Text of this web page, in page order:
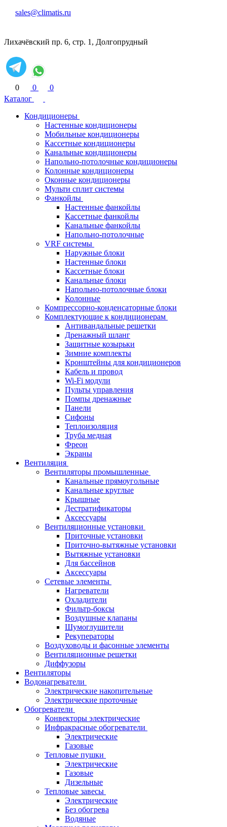
sales@climatis.ru
Лихачёвский пр. 6, стр. 1, Долгопрудный
0 0
0
Каталог
Кондиционеры
Настенные кондиционеры
Мобильные кондиционеры
Кассетные кондиционеры
Канальные кондиционеры
Напольно-потолочные кондиционеры
Колонные кондиционеры
Оконные кондиционеры
Мульти сплит системы
Фанкойлы
Настенные фанкойлы
Кассетные фанкойлы
Канальные фанкойлы
Напольно-потолочные
VRF системы
Наружные блоки
Настенные блоки
Кассетные блоки
Канальные блоки
Напольно-потолочные блоки
Колонные
Компрессорно-конденсаторные блоки
Комплектующие к кондиционерам
Антивандальные решетки
Дренажный шланг
Защитные козырьки
Зимние комплекты
Кронштейны для кондиционеров
Кабель и провод
Wi-Fi модули
Пульты управления
Помпы дренажные
Панели
Сифоны
Теплоизоляция
Труба медная
Фреон
Экраны
Вентиляция
Вентиляторы промышленные
Канальные прямоугольные
Канальные круглые
Крышные
Дестратификаторы
Аксессуары
Вентиляционные установки
Приточные установки
Приточно-вытяжные установки
Вытяжные установки
Для бассейнов
Аксессуары
Сетевые элементы
Нагреватели
Охладители
Фильтр-боксы
Воздушные клапаны
Шумоглушители
Рекуператоры
Воздуховоды и фасонные элементы
Вентиляционные решетки
Диффузоры
Вентиляторы
Водонагреватели
Электрические накопительные
Электрические проточные
Обогреватели
Конвекторы электрические
Инфракрасные обогреватели
Электрические
Газовые
Тепловые пушки
Электрические
Газовые
Дизельные
Тепловые завесы
Электрические
Без обогрева
Водяные